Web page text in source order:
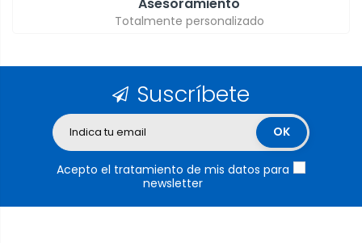
Totalmente personalizado
Suscríbete
Acepto el tratamiento de mis datos para
newsletter